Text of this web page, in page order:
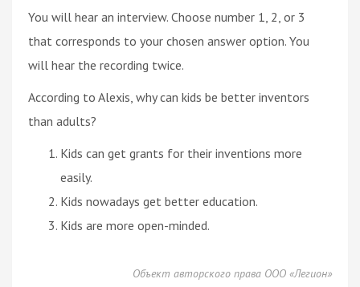
You will hear an interview. Choose number 1, 2, or 3
that corresponds to your chosen answer option. You
will hear the recording twice.
According to Alexis, why can kids be better inventors
than adults?
Kids can get grants for their inventions more
easily.
Kids nowadays get better education.
Kids are more open-minded.
Объект авторского права ООО «Легион»